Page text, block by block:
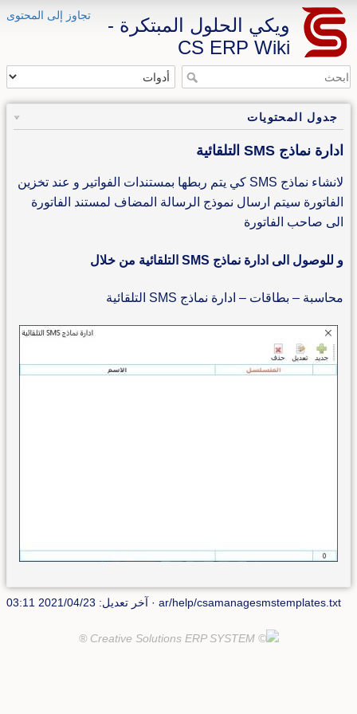
تجاوز إلى المحتوى
ويكي الحلول المبتكرة -
CS ERP Wiki
جدول المحتويات
ادارة نماذج SMS التلقائية
لانشاء نماذج SMS كي يتم ربطها بمستندات الفواتير و عند تخزين
الفاتورة سيتم ارسال نموذج الرسالة المضاف لمستند الفاتورة
الى صاحب الفاتورة
و للوصول الى ادارة نماذج SMS التلقائية من خلال
محاسبة – بطاقات – ادارة نماذج SMS التلقائية
ar/help/csamanagesmstemplates.txt · آخر تعديل: 2021/04/23 03:11